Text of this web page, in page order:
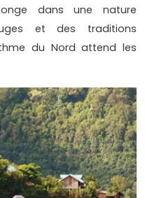
dans une nature
et des traditions
du Nord attend les